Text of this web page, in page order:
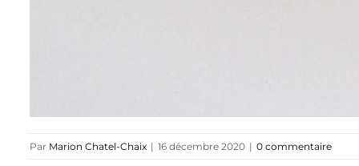
Par Marion Chatel-Chaix | 16 décembre 2020 | 0 commentaire